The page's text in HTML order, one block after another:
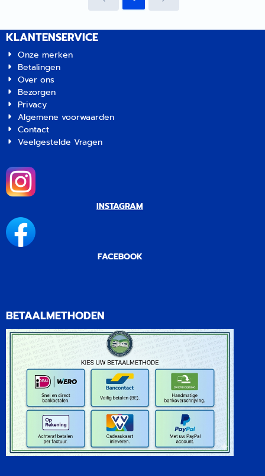
KLANTENSERVICE
Onze merken
Betalingen
Over ons
Bezorgen
Privacy
Algemene voorwaarden
Contact
Veelgestelde Vragen
INSTAGRAM
FACEBOOK
BETAALMETHODEN